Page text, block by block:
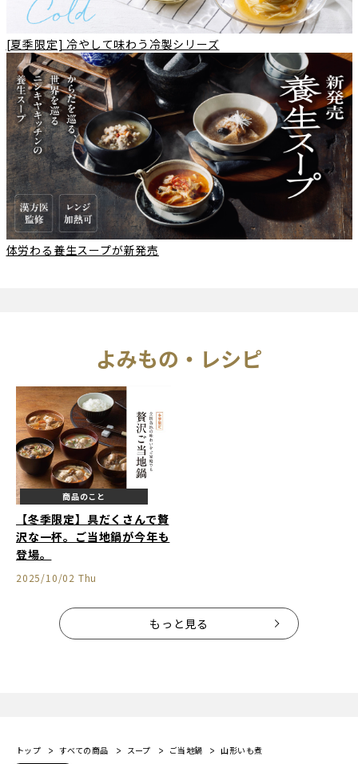
[夏季限定] 冷やして味わう冷製シリーズ
体労わる養生スープが新発売
よみもの・レシピ
商品のこと
2025/10/02 Thu
【冬季限定】具だくさんで贅
沢な一杯。ご当地鍋が今年も
登場。
もっと見る
トップ すべての商品 スープ ご当地鍋 山形いも煮